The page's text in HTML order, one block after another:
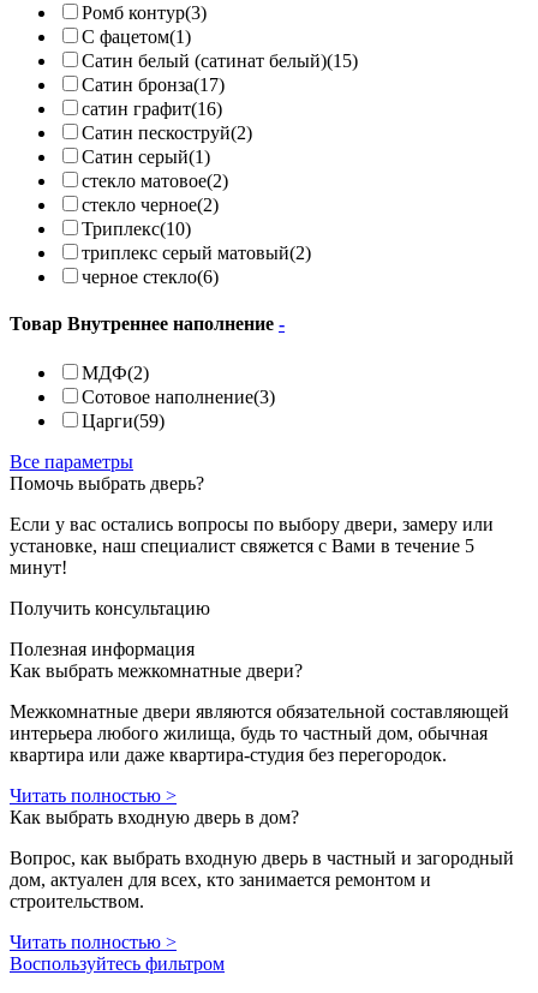
Ромб контур(3)
С фацетом(1)
Сатин белый (сатинат белый)(15)
Сатин бронза(17)
сатин графит(16)
Сатин пескоструй(2)
Сатин серый(1)
стекло матовое(2)
стекло черное(2)
Триплекс(10)
триплекс серый матовый(2)
черное стекло(6)
Товар Внутреннее наполнение -
МДФ(2)
Сотовое наполнение(3)
Царги(59)
Все параметры
Помочь выбрать дверь?
Если у вас остались вопросы по выбору двери, замеру или
установке, наш специалист свяжется с Вами в течение 5
минут!
Получить консультацию
Полезная информация
Как выбрать межкомнатные двери?
Межкомнатные двери являются обязательной составляющей
интерьера любого жилища, будь то частный дом, обычная
квартира или даже квартира-студия без перегородок.
Читать полностью >
Как выбрать входную дверь в дом?
Вопрос, как выбрать входную дверь в частный и загородный
дом, актуален для всех, кто занимается ремонтом и
строительством.
Читать полностью >
Воспользуйтесь фильтром